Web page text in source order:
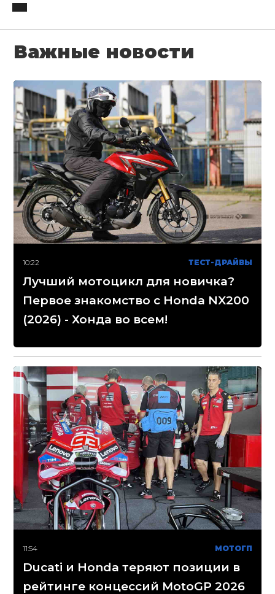
Важные новости
10:22 ТЕСТ-ДРАЙВЫ
Лучший мотоцикл для новичка?
Первое знакомство с Honda NX200
(2026) - Хонда во всем!
11:54 МОТОГП
Ducati и Honda теряют позиции в
рейтинге концессий MotoGP 2026